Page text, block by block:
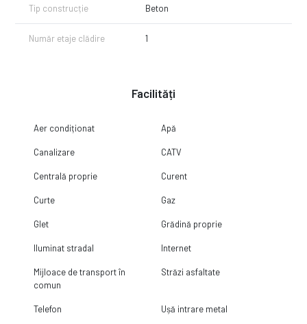
Tip construcție Beton
Număr etaje clădire 1
Facilități
Aer condiționat Apă
Canalizare CATV
Centrală proprie Curent
Curte Gaz
Glet Grădină proprie
Iluminat stradal Internet
Mijloace de transport în
comun
Străzi asfaltate
Telefon Ușă intrare metal